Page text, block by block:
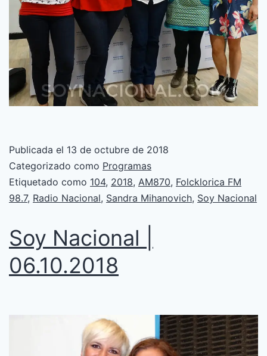
Publicada el 13 de octubre de 2018
Categorizado como Programas
Etiquetado como 104, 2018, AM870, Folcklorica FM
98.7, Radio Nacional, Sandra Mihanovich, Soy Nacional
Soy Nacional |
06.10.2018